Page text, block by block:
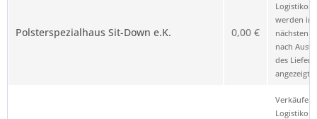
Polsterspezialhaus Sit-Down e.K. 0,00 €
werden im
nächsten
nach
des
angezeigt.
Verkäufer